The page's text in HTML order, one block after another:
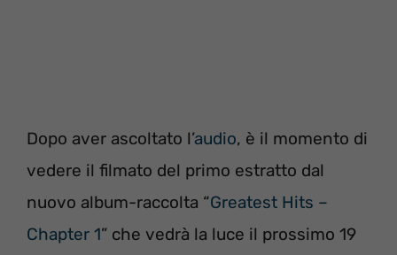
Dopo aver ascoltato l’audio, è il momento di
vedere il filmato del primo estratto dal
nuovo album-raccolta “Greatest Hits –
Chapter 1” che vedrà la luce il prossimo 19